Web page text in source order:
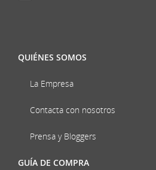
QUIÉNES SOMOS
La Empresa
Contacta con nosotros
Prensa y Bloggers
GUÍA DE COMPRA